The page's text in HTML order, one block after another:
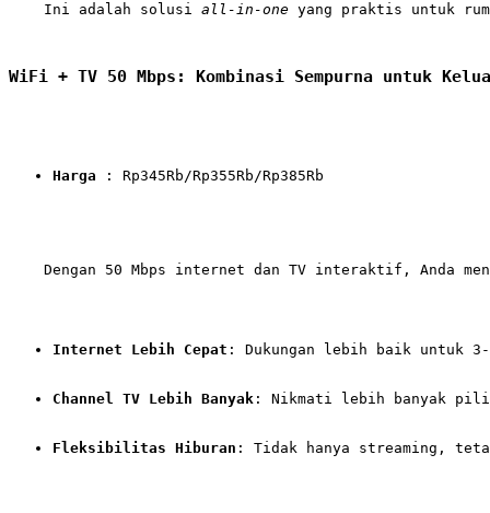
    Ini adalah solusi
all-in-one yang praktis untuk
WiFi + TV 50 Mbps: Kombinasi Sempurna untuk
Harga : Rp345Rb/Rp355Rb/Rp385Rb
Dengan 50 Mbps internet dan TV interaktif, Anda
Internet Lebih Cepat : Dukungan lebih baik untuk
Channel TV Lebih Banyak : Nikmati lebih banyak
Fleksibilitas Hiburan : Tidak hanya streaming,